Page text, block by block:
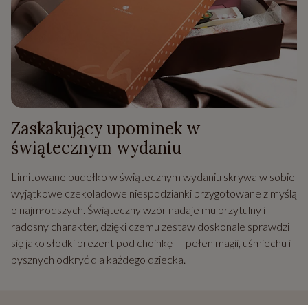
Zaskakujący upominek w
świątecznym wydaniu
Limitowane pudełko w świątecznym wydaniu skrywa w sobie
wyjątkowe czekoladowe niespodzianki przygotowane z myślą
o najmłodszych. Świąteczny wzór nadaje mu przytulny i
radosny charakter, dzięki czemu zestaw doskonale sprawdzi
się jako słodki prezent pod choinkę — pełen magii, uśmiechu i
pysznych odkryć dla każdego dziecka.